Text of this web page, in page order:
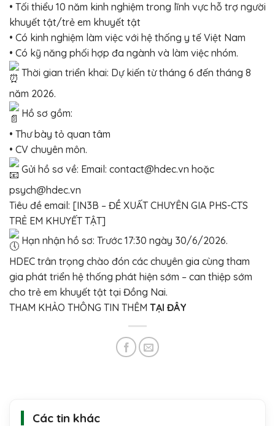
• Tối thiểu 10 năm kinh nghiệm trong lĩnh vực hỗ trợ người
khuyết tật/trẻ em khuyết tật
• Có kinh nghiệm làm việc với hệ thống y tế Việt Nam
• Có kỹ năng phối hợp đa ngành và làm việc nhóm.
Thời gian triển khai: Dự kiến từ tháng 6 đến tháng 8
năm 2026.
Hồ sơ gồm:
• Thư bày tỏ quan tâm
• CV chuyên môn.
Gửi hồ sơ về: Email: contact@hdec.vn hoặc
psych@hdec.vn
Tiêu đề email: [IN3B – ĐỀ XUẤT CHUYÊN GIA PHS-CTS
TRẺ EM KHUYẾT TẬT]
Hạn nhận hồ sơ: Trước 17:30 ngày 30/6/2026.
HDEC trân trọng chào đón các chuyên gia cùng tham
gia phát triển hệ thống phát hiện sớm – can thiệp sớm
cho trẻ em khuyết tật tại Đồng Nai.
THAM KHẢO THÔNG TIN THÊM TẠI ĐÂY
Các tin khác